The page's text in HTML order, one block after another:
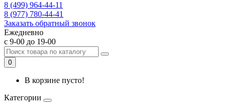
8 (499) 964-44-11
8 (977) 780-44-41
Заказать обратный звонок
Ежедневно
с 9-00 до 19-00
0
В корзине пусто!
Категории